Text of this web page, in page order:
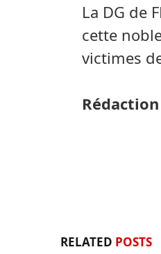
La DG de
cette
victimes
Rédaction
RELATED POSTS